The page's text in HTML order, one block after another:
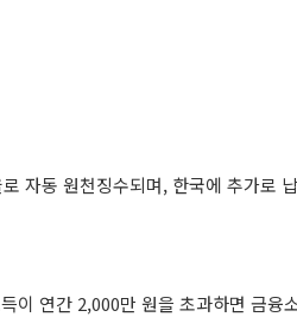
자동 원천징수되며, 한국에 추가로
이 연간 2,000만 원을 초과하면 금